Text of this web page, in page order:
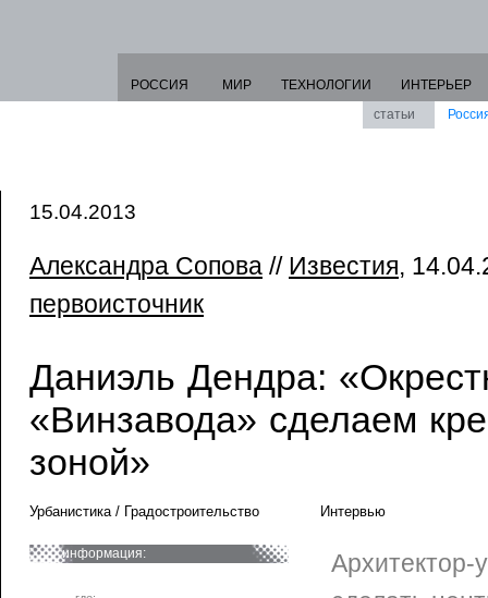
РОССИЯ МИР ТЕХНОЛОГИИ
ИНТЕРЬЕР
статьи
15.04.2013
Александра Сопова // Известия,
первоисточник
Даниэль Дендра:
«Винзавода» сделаем
зоной»
Урбанистика / Градостроительство Интервью
информация:
Архитектор-